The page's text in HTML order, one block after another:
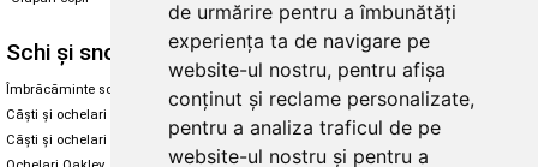
de urmărire pentru a îmbunătăți
experiența ta de navigare pe
website-ul nostru, pentru afișa
conținut și reclame personalizate,
pentru a analiza traficul de pe
website-ul nostru și pentru a
Enuff Skateboards
Schi și snowboard
Îmbrăcăminte schi și snowboard
Căști și ochelari de iarnă
Căști și ochelari Alpina
Diverse
Cum aleg rolele
Cum aleg ochelarii
Ochelari de soare Oakley